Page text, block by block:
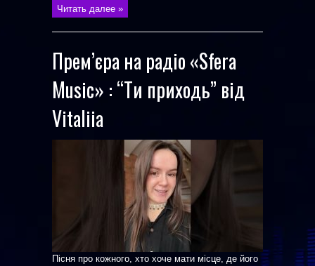
Читать далее »
Прем’єра на радіо «Sfera
Music» : “Ти приходь” від
Vitaliia
Пісня про кожного, хто хоче мати місце, де його